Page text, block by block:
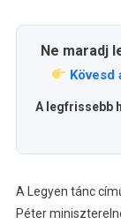
Ne maradj
Kövesd
A legfrissebb
A Legyen tánc
Péter